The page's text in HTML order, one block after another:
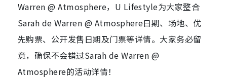
Warren @ Atmosphere，U Lifestyle为大家整合
Sarah de Warren @ Atmosphere日期、场地、优
先购票、公开发售日期及门票等详情。大家务必留
意，确保不会错过Sarah de Warren @
Atmosphere的活动详情！